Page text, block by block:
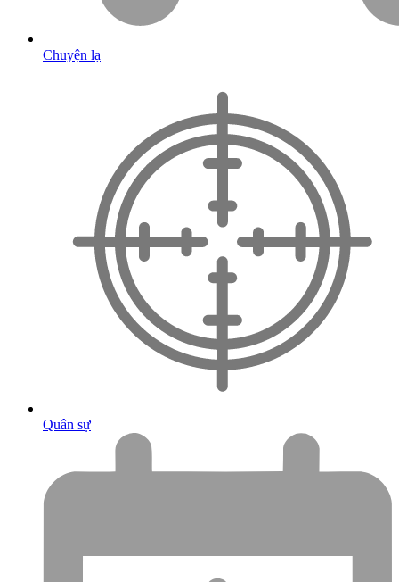
Chuyện lạ
Quân sự